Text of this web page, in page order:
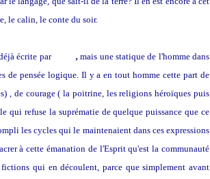
le calin, le conte du soir.
écrite par , mais une statique de l'homme dans
pensée logique. Il y a en tout homme cette part de
, de courage ( la poitrine, les religions héroïques puis
refuse la suprématie de quelque puissance que ce
les cycles qui le maintenaient dans ces expressions
à cette émanation de l'Esprit qu'est la communauté
qui en découlent, parce que simplement avant